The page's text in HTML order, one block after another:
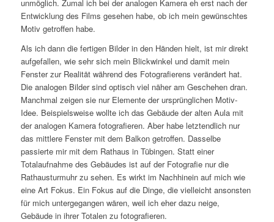
unmöglich. Zumal ich bei der analogen Kamera eh erst nach der
Entwicklung des Films gesehen habe, ob ich mein gewünschtes
Motiv getroffen habe.
Als ich dann die fertigen Bilder in den Händen hielt, ist mir direkt
aufgefallen, wie sehr sich mein Blickwinkel und damit mein
Fenster zur Realität während des Fotografierens verändert hat.
Die analogen Bilder sind optisch viel näher am Geschehen dran.
Manchmal zeigen sie nur Elemente der ursprünglichen Motiv-
Idee. Beispielsweise wollte ich das Gebäude der alten Aula mit
der analogen Kamera fotografieren. Aber habe letztendlich nur
das mittlere Fenster mit dem Balkon getroffen. Dasselbe
passierte mir mit dem Rathaus in Tübingen. Statt einer
Totalaufnahme des Gebäudes ist auf der Fotografie nur die
Rathausturmuhr zu sehen. Es wirkt im Nachhinein auf mich wie
eine Art Fokus. Ein Fokus auf die Dinge, die vielleicht ansonsten
für mich untergegangen wären, weil ich eher dazu neige,
Gebäude in ihrer Totalen zu fotografieren.